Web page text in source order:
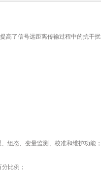
高了信号远距离传输过程中的抗干扰
组态、变量监测、校准和维护功能；
比例；